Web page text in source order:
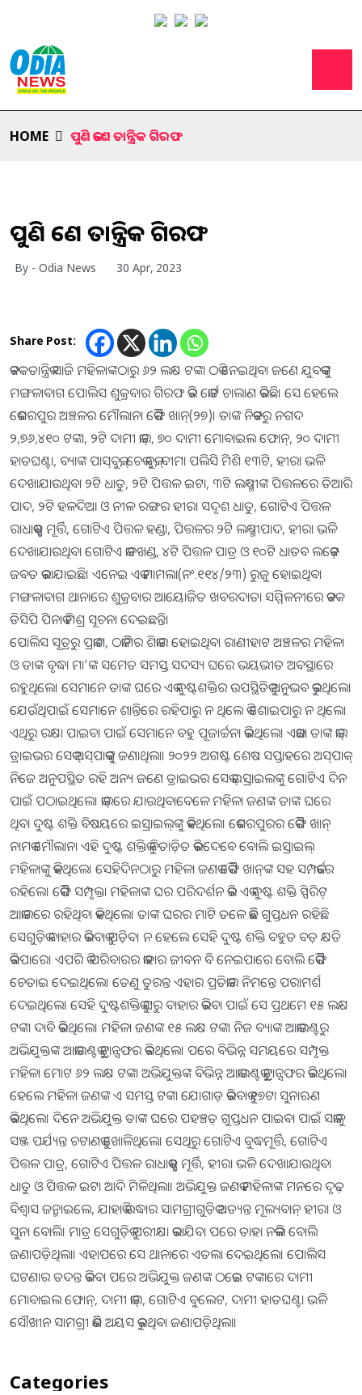
HOME ପୁଣି ଜଣେ ତାନ୍ତ୍ରିକ ଗିରଫ
ପୁଣି ଜଣେ ତାନ୍ତ୍ରିକ ଗିରଫ
By - Odia News 30 Apr, 2023
Share Post:
କଟକ : ତାନ୍ତ୍ରିକ ସାଜି ମହିଳାଙ୍କଠାରୁ ୬୨ ଲକ୍ଷ ଟଙ୍କା ଠକି ନେଇଥିବା ଜଣେ ଯୁବକଙ୍କୁ
ମଙ୍ଗଳାବାଗ ପୋଲିସ ଶୁକ୍ରବାର ଗିରଫ କରି କୋର୍ଟ ଚାଲାଣ କରିଛି। ସେ ହେଲେ
କେଶରପୁର ଅଞ୍ଚଳର ମୌଲାନା କୈଫି ଖାନ୍‌(୨୭)। ତାଙ୍କ ନିକଟରୁ ନଗଦ
୨,୭୬,୪୧୦ ଟଙ୍କା, ୨ଟି ଦାମୀ କାର୍‌, ୭୦ ଦାମୀ ମୋବାଇଲ ଫୋନ୍‌, ୨୦ ଦାମୀ
ହାତଘଣ୍ଟା, ବ୍ୟାଙ୍କ ପାସ୍‌ବୁକ୍‌, ଚେକ୍‌ ବୁକ୍‌, ବୀମା ପଲିସି ମିଶି ୧୩ଟି, ହୀରା ଭଳି
ଦେଖାଯାଉଥିବା ୨ଟି ଧାତୁ, ୨ଟି ପିତ୍ତଳ ଇଟା, ୩ଟି ଲକ୍ଷ୍ମୀଙ୍କ ପିତ୍ତଳରେ ତିଆରି
ପାଦ, ୨ଟି ହଳଦିଆ ଓ ନୀଳ ରଙ୍ଗର ହୀରା ସଦୃଶ ଧାତୁ, ଗୋଟିଏ ପିତ୍ତଳ
ରାଧାକୃଷ୍ଣ ମୂର୍ତ୍ତି, ଗୋଟିଏ ପିତ୍ତଳ ହଣ୍ଡା, ପିତ୍ତଳର ୨ଟି ଲକ୍ଷ୍ମୀପାଦ, ହୀରା ଭଳି
ଦେଖାଯାଉଥିବା ଗୋଟିଏ କାଚଖଣ୍ଡ, ୪ଟି ପିତ୍ତଳ ପାତ୍ର ଓ ୧୦ଟି ଧାତବ ଲକେଟ୍‌
ଜବତ କରାଯାଇଛି। ଏନେଇ ଏକ ମାମଲା(ନଂ.୧୧୪/୨୩) ରୁଜୁ ହୋଇଥିବା
ମଙ୍ଗଳାବାଗ ଥାନାରେ ଶୁକ୍ରବାର ଆୟୋଜିତ ଖବରଦାତା ସମ୍ମିଳନୀରେ କଟକ
ଡିସିପି ପିନାକ ମିଶ୍ର ସୂଚନା ଦେଇଛନ୍ତି।
ପୋଲିସ ସୂତ୍ରରୁ ପ୍ରକାଶ, ଠକାମିିର ଶିକାର ହୋଇଥିବା ରାଣୀହାଟ ଅଞ୍ଚଳର ମହିଳା
ଓ ତାଙ୍କ ବୃଦ୍ଧା ମା’ଙ୍କ ସମେତ ସମସ୍ତ ସଦସ୍ୟ ଘରେ ଭୟଭୀତ ଅବସ୍ଥାରେ
ରହୁଥିଲେ। ସେମାନେ ତାଙ୍କ ଘରେ ଏକ ଦୁଷ୍ଟଶକ୍ତିର ଉପସ୍ଥିତିକୁ ଅନୁଭବ କରୁଥିଲେ।
ଯେଉଁଥିପାଇଁ ସେମାନେ ଶାନ୍ତିରେ ରହିପାରୁ ନ ଥିଲେ କି ଶୋଇପାରୁ ନ ଥିଲେ।
ଏଥିରୁ ରକ୍ଷା ପାଇବା ପାଇଁ ସେମାନେ ବହୁ ପୂଜାର୍ଚ୍ଚନା କରିଥିଲେ। ଏକଥା ତାଙ୍କ କାର୍‌
ଡ୍ରାଇଭର ସେକ୍‌ ଅସ୍‌ପାକ୍‌ଙ୍କୁ ଜଣାଥିଲା। ୨୦୨୨ ଅଗଷ୍ଟ ଶେଷ ସପ୍ତାହରେ ଅସ୍‌ପାକ୍‌
ନିଜେ ଅନୁପସ୍ଥିତ ରହି ଅନ୍ୟ ଜଣେ ଡ୍ରାଇଭର ସେକ୍‌ ଇସ୍ରାଇଲଙ୍କୁ ଗୋଟିଏ ଦିନ
ପାଇଁ ପଠାଇଥିଲେ। କାର୍‌ରେ ଯାଉଥିବାବେଳେ ମହିଳା ଜଣଙ୍କ ତାଙ୍କ ଘରେ
ଥିବା ଦୁଷ୍ଟ ଶକ୍ତି ବିଷୟରେ ଇସ୍ରାଇଲ୍‌ଙ୍କୁ କହିଥିଲେ। କେଶରପୁରର କୈଫି ଖାନ୍‌
ନାମକ ମୌଲାନା ଏହି ଦୁଷ୍ଟ ଶକ୍ତିକୁ ବିତାଡ଼ିତ କରିଦେବେ ବୋଲି ଇସ୍ରାଇଲ୍‌
ମହିଳାଙ୍କୁ କହିଥିଲେ। ସେହିଦିନଠାରୁ ମହିଳା ଜଣକ କୈଫି ଖାନ୍‌ଙ୍କ ସହ ସମ୍ପର୍କରେ
ରହିଲେ। କୈଫି ସମ୍ପୃକ୍ତା ମହିଳାଙ୍କ ଘର ପରିଦର୍ଶନ କରି ଏକ ଦୁଷ୍ଟ ଶକ୍ତି ସ୍ପିରିଟ୍‌
ଆକାରରେ ରହିଥିବା କହିଥିଲେ। ତାଙ୍କ ଘରର ମାଟି ତଳେ କିଛି ଗୁପ୍ତଧନ ରହିଛି
ସେଗୁଡ଼ିକ ବାହାର କରିବାକୁ ପଡ଼ିବ। ନ ହେଲେ ସେହି ଦୁଷ୍ଟ ଶକ୍ତି ବହୁତ ବଡ଼ କ୍ଷତି
କରିପାରେ। ଏପରି କି ପରିବାରର କାହାର ଜୀବନ ବି ନେଇପାରେ ବୋଲି କୈଫି
ଚେତାଇ ଦେଇଥିଲେ। ତେଣୁ ତୁରନ୍ତ ଏହାର ପ୍ରତିକାର ନିମନ୍ତେ ପରାମର୍ଶ
ଦେଇଥିଲେ। ସେହି ଦୁଷ୍ଟଶକ୍ତିକୁ ଘରୁ ବାହାର କରିବା ପାଇଁ ସେ ପ୍ରଥମେ ୧୫ ଲକ୍ଷ
ଟଙ୍କା ଦାବି କରିଥିଲେ। ମହିଳା ଜଣଙ୍କ ୧୫ ଲକ୍ଷ ଟଙ୍କା ନିଜ ବ୍ୟାଙ୍କ ଆକାଉଣ୍ଟରୁ
ଅଭିଯୁକ୍ତଙ୍କ ଆକାଉଣ୍ଟକୁ ଟ୍ରାନ୍ସଫର କରିଥିଲେ। ପରେ ବିଭିନ୍ନ ସମୟରେ ସମ୍ପୃକ୍ତ
ମହିଳା ମୋଟ ୬୨ ଲକ୍ଷ ଟଙ୍କା ଅଭିଯୁକ୍ତଙ୍କ ବିଭିନ୍ନ ଆକାଉଣ୍ଟକୁ ଟ୍ରାନ୍ସଫର କରିଥିଲେ।
ହେଲେ ମହିଳା ଜଣଙ୍କ ଏ ସମସ୍ତ ଟଙ୍କା ଯୋଗାଡ଼ କରିବାକୁ ୧୭ଟା ସୁନାଋଣ
କରିଥିଲେ। ଦିନେ ଅଭିଯୁକ୍ତ ତାଙ୍କ ଘରେ ପହଞ୍ଚତ୍ ଗୁପ୍ତଧନ ପାଇବା ପାଇଁ ସକାଳୁ
ସଞ୍ଜ ପର୍ଯ୍ୟନ୍ତ ଚଟାଣକୁ ଖୋଳିଥିଲେ। ସେଥିରୁ ଗୋଟିଏ ବୁଦ୍ଧମୂର୍ତ୍ତି, ଗୋଟିଏ
ପିତ୍ତଳ ପାତ୍ର, ଗୋଟିଏ ପିତ୍ତଳ ରାଧାକୃଷ୍ଣ ମୂର୍ତ୍ତି, ହୀରା ଭଳି ଦେଖାଯାଉଥିବା
ଧାତୁ ଓ ପିତ୍ତଳ ଇଟା ଆଦି ମିଳିଥିଲା। ଅଭିଯୁକ୍ତ ଜଣକ ମହିଳାଙ୍କ ମନରେ ଦୃଢ଼
ବିଶ୍ୱାସ ଜନ୍ମାଇଲେ, ଯାହାକି ଉଦ୍ଧାର ସାମଗ୍ରୀଗୁଡ଼ିକ ଅତ୍ୟନ୍ତ ମୂଲ୍ୟବାନ୍‌ ହୀରା ଓ
ସୁନା ବୋଲି। ମାତ୍ର ସେଗୁଡ଼ିକୁ ପରୀକ୍ଷା କରାଯିବା ପରେ ତାହା ନକଲି ବୋଲି
ଜଣାପଡ଼ିଥିଲା। ଏହାପରେ ସେ ଥାନାରେ ଏତଲା ଦେଇଥିଲେ। ପୋଲିସ
ଘଟଣାର ତଦନ୍ତ କରିବା ପରେ ଅଭିଯୁକ୍ତ ଜଣଙ୍କ ଠକେଇ ଟଙ୍କାରେ ଦାମୀ
ମୋବାଇଲ ଫୋନ୍‌, ଦାମୀ କାର୍‌, ଗୋଟିଏ ବୁଲେଟ, ଦାମୀ ହାତଘଣ୍ଟା ଭଳି
ସୌଖୀନ ସାମଗ୍ରୀ କିଣି ଅୟସ କରୁଥିବା ଜଣାପଡ଼ିଥିଲା।
Categories